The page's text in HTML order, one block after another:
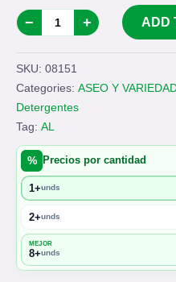
DETERGENTE
FAB
LIQ.x1800x8*
quantity
− + ADD
SKU: 08151
Categories: ASEO Y
Detergentes
Tag: AL
% Precios por cantidad
1+unds
2+unds
MEJOR
8+unds